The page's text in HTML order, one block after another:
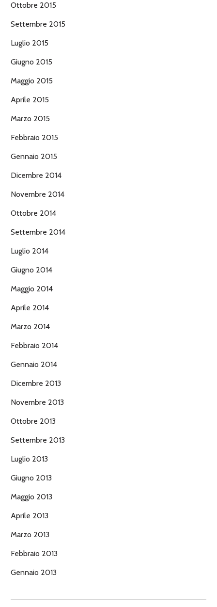
Ottobre 2015
Settembre 2015
Luglio 2015
Giugno 2015
Maggio 2015
Aprile 2015
Marzo 2015
Febbraio 2015
Gennaio 2015
Dicembre 2014
Novembre 2014
Ottobre 2014
Settembre 2014
Luglio 2014
Giugno 2014
Maggio 2014
Aprile 2014
Marzo 2014
Febbraio 2014
Gennaio 2014
Dicembre 2013
Novembre 2013
Ottobre 2013
Settembre 2013
Luglio 2013
Giugno 2013
Maggio 2013
Aprile 2013
Marzo 2013
Febbraio 2013
Gennaio 2013